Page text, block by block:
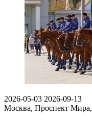
2026-05-03 2026-09-13
Москва, Проспект